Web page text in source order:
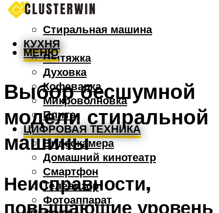
Швабра
Стиральная машина
КУХНЯ
Вытяжка
Духовка
Кофеварка
Микроволновка
Плита
ЦИФРОВАЯ ТЕХНИКА
Видеокамера
Домашний кинотеатр
Смартфон
Телевизор
Фотоаппарат
МЕНЮ
Выбор бесшумной
модели стиральной
машины
Неисправности,
повышающие уровень